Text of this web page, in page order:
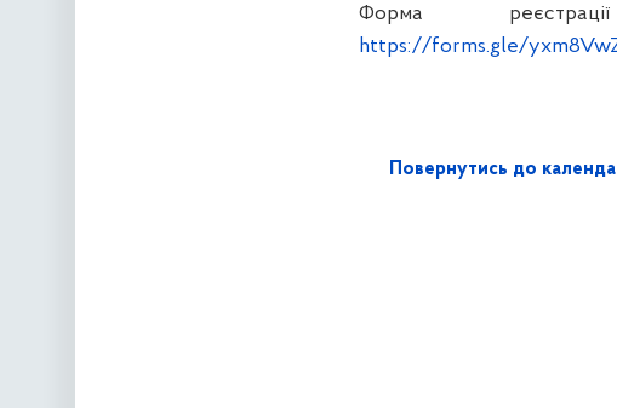
Форма
https://forms.gle/
Повернутись до